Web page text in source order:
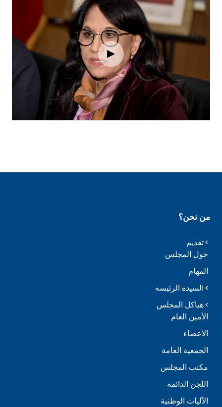
من نحن؟
تقديم
حول المجلس
المهام
السيدة الرئيسة
هياكل المجلس
الأمين العام
الأعضاء
الجمعية العامة
مكتب المجلس
اللجن الدائمة
الآليات الوطنية